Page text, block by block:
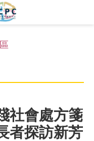
社會處方箋
者探訪新芳